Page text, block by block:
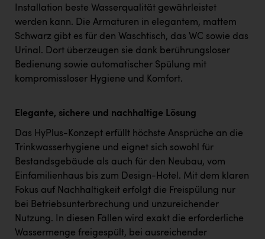
Installation beste Wasserqualität gewährleistet
werden kann. Die Armaturen in elegantem, mattem
Schwarz gibt es für den Waschtisch, das WC sowie das
Urinal. Dort überzeugen sie dank berührungsloser
Bedienung sowie automatischer Spülung mit
kompromissloser Hygiene und Komfort.
Elegante, sichere und nachhaltige Lösung
Das HyPlus-Konzept erfüllt höchste Ansprüche an die
Trinkwasserhygiene und eignet sich sowohl für
Bestandsgebäude als auch für den Neubau, vom
Einfamilienhaus bis zum Design-Hotel. Mit dem klaren
Fokus auf Nachhaltigkeit erfolgt die Freispülung nur
bei Betriebsunterbrechung und unzureichender
Nutzung. In diesen Fällen wird exakt die erforderliche
Wassermenge freigespült, bei ausreichender